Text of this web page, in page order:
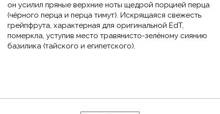
он усилил пряные верхние ноты щедрой порцией перца
(чёрного перца и перца тимут). Искрящаяся свежесть
грейпфрута, характерная для оригинальной EdT,
померкла, уступив место травянисто-зелёному сиянию
базилика (тайского и египетского).